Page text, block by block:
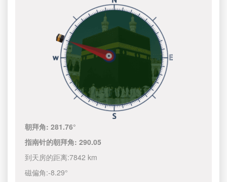
朝拜角:281.76°
指南针的朝拜角:290.05
到天房的距离:7842 km
磁偏角:-8.29°